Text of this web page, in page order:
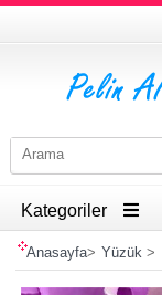
Kategoriler
Anasayfa> Yüzük>